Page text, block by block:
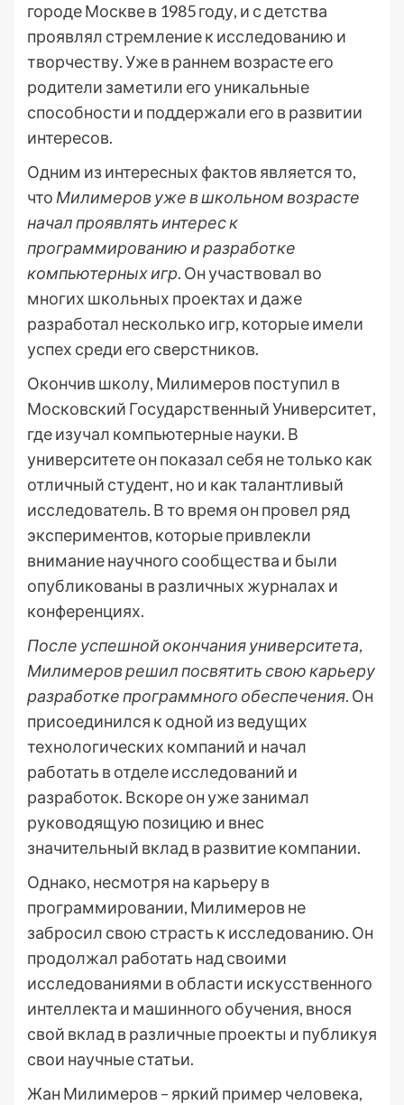
городе Москве в 1985 году, и с детства
проявлял стремление к исследованию и
творчеству. Уже в раннем возрасте его
родители заметили его уникальные
способности и поддержали его в развитии
интересов.
Одним из интересных фактов является то,
что Милимеров уже в школьном возрасте
начал проявлять интерес к
программированию и разработке
компьютерных игр. Он участвовал во
многих школьных проектах и даже
разработал несколько игр, которые имели
успех среди его сверстников.
Окончив школу, Милимеров поступил в
Московский Государственный Университет,
где изучал компьютерные науки. В
университете он показал себя не только как
отличный студент, но и как талантливый
исследователь. В то время он провел ряд
экспериментов, которые привлекли
внимание научного сообщества и были
опубликованы в различных журналах и
конференциях.
После успешной окончания университета,
Милимеров решил посвятить свою карьеру
разработке программного обеспечения. Он
присоединился к одной из ведущих
технологических компаний и начал
работать в отделе исследований и
разработок. Вскоре он уже занимал
руководящую позицию и внес
значительный вклад в развитие компании.
Однако, несмотря на карьеру в
программировании, Милимеров не
забросил свою страсть к исследованию. Он
продолжал работать над своими
исследованиями в области искусственного
интеллекта и машинного обучения, внося
свой вклад в различные проекты и публикуя
свои научные статьи.
Жан Милимеров – яркий пример человека,